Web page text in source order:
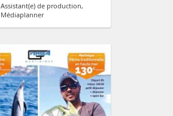
Assistant(e) de production,
Médiaplanner